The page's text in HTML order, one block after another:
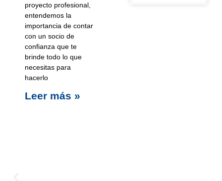
proyecto profesional,
entendemos la
importancia de contar
con un socio de
confianza que te
brinde todo lo que
necesitas para
hacerlo
Leer más »